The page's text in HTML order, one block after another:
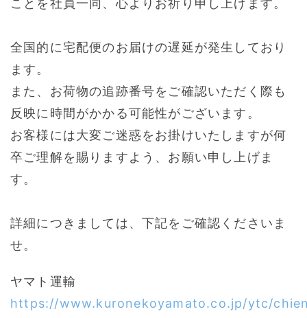
ことを社員一同、心よりお祈り申し上げます。
全国的に宅配便のお届けの遅延が発生しており
ます。
また、お荷物の追跡番号をご確認いただく際も
反映に時間がかかる可能性がございます。
お客様には大変ご迷惑をお掛けいたしますが何
卒ご理解を賜りますよう、お願い申し上げま
す。
詳細につきましては、下記をご確認くださいま
せ。
ヤマト運輸
https://www.kuronekoyamato.co.jp/ytc/